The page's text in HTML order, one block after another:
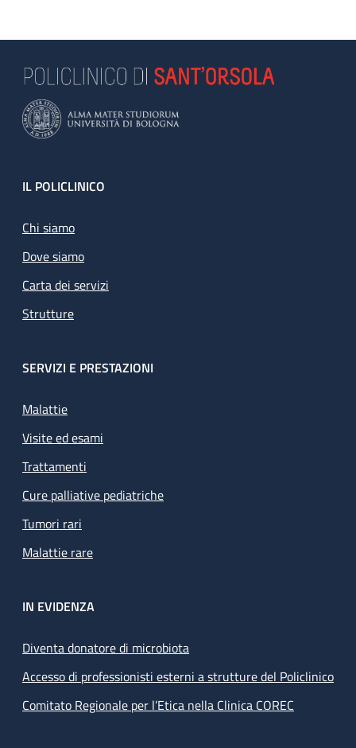
Footer
IL POLICLINICO
Chi siamo
Dove siamo
Carta dei servizi
Strutture
SERVIZI E PRESTAZIONI
Malattie
Visite ed esami
Trattamenti
Cure palliative pediatriche
Tumori rari
Malattie rare
IN EVIDENZA
Diventa donatore di microbiota
Accesso di professionisti esterni a strutture del Policlinico
Comitato Regionale per l’Etica nella Clinica COREC